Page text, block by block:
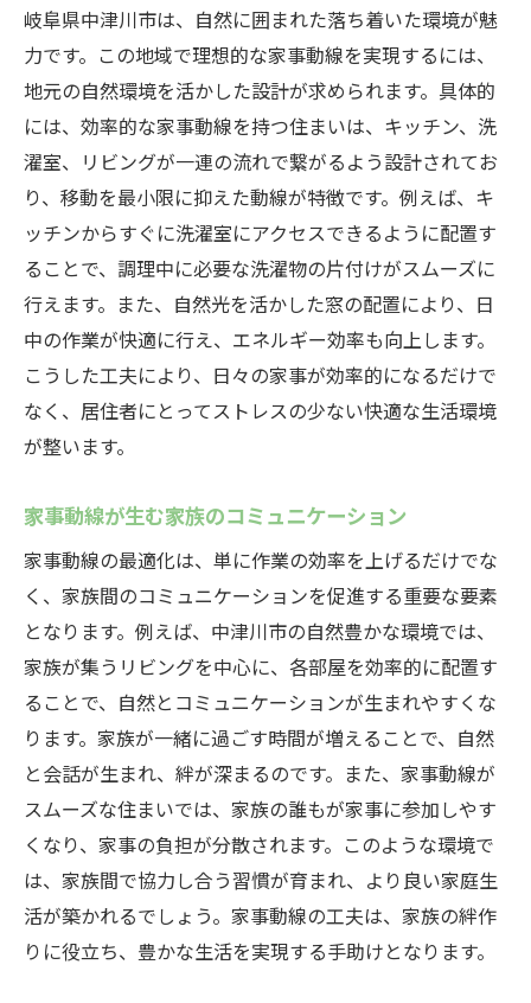
岐阜県中津川市は、自然に囲まれた落ち着いた環境が魅
力です。この地域で理想的な家事動線を実現するには、
地元の自然環境を活かした設計が求められます。具体的
には、効率的な家事動線を持つ住まいは、キッチン、洗
濯室、リビングが一連の流れで繋がるよう設計されてお
り、移動を最小限に抑えた動線が特徴です。例えば、キ
ッチンからすぐに洗濯室にアクセスできるように配置す
ることで、調理中に必要な洗濯物の片付けがスムーズに
行えます。また、自然光を活かした窓の配置により、日
中の作業が快適に行え、エネルギー効率も向上します。
こうした工夫により、日々の家事が効率的になるだけで
なく、居住者にとってストレスの少ない快適な生活環境
が整います。
家事動線が生む家族のコミュニケーション
家事動線の最適化は、単に作業の効率を上げるだけでな
く、家族間のコミュニケーションを促進する重要な要素
となります。例えば、中津川市の自然豊かな環境では、
家族が集うリビングを中心に、各部屋を効率的に配置す
ることで、自然とコミュニケーションが生まれやすくな
ります。家族が一緒に過ごす時間が増えることで、自然
と会話が生まれ、絆が深まるのです。また、家事動線が
スムーズな住まいでは、家族の誰もが家事に参加しやす
くなり、家事の負担が分散されます。このような環境で
は、家族間で協力し合う習慣が育まれ、より良い家庭生
活が築かれるでしょう。家事動線の工夫は、家族の絆作
りに役立ち、豊かな生活を実現する手助けとなります。